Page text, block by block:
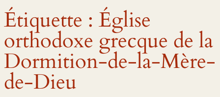
Étiquette : Église
orthodoxe grecque de la
Dormition-de-la-Mère-
de-Dieu